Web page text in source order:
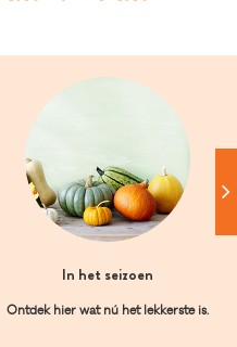
In het seizoen
Ontdek hier wat nú het lekkerste is.